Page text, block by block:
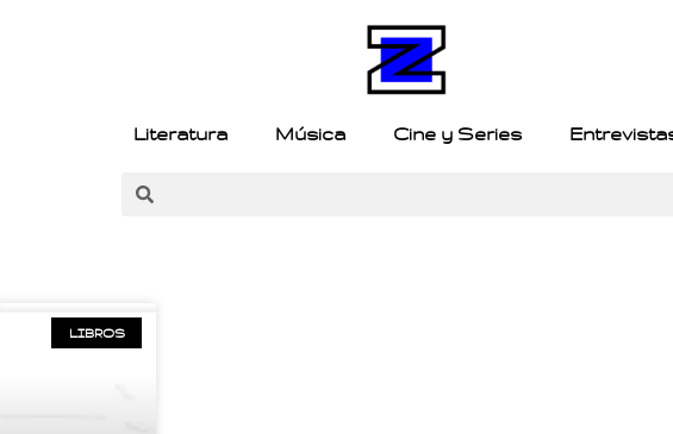
Literatura Música Cine y Series
LIBROS